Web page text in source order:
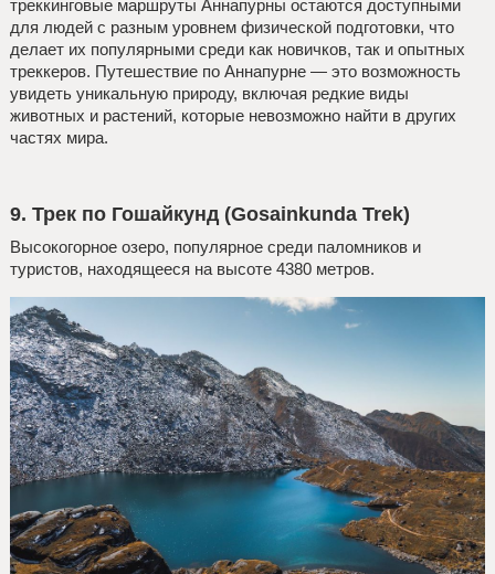
треккинговые маршруты Аннапурны остаются доступными
для людей с разным уровнем физической подготовки, что
делает их популярными среди как новичков, так и опытных
треккеров. Путешествие по Аннапурне — это возможность
увидеть уникальную природу, включая редкие виды
животных и растений, которые невозможно найти в других
частях мира.
9. Трек по Гошайкунд (Gosainkunda Trek)
Высокогорное озеро, популярное среди паломников и
туристов, находящееся на высоте 4380 метров.